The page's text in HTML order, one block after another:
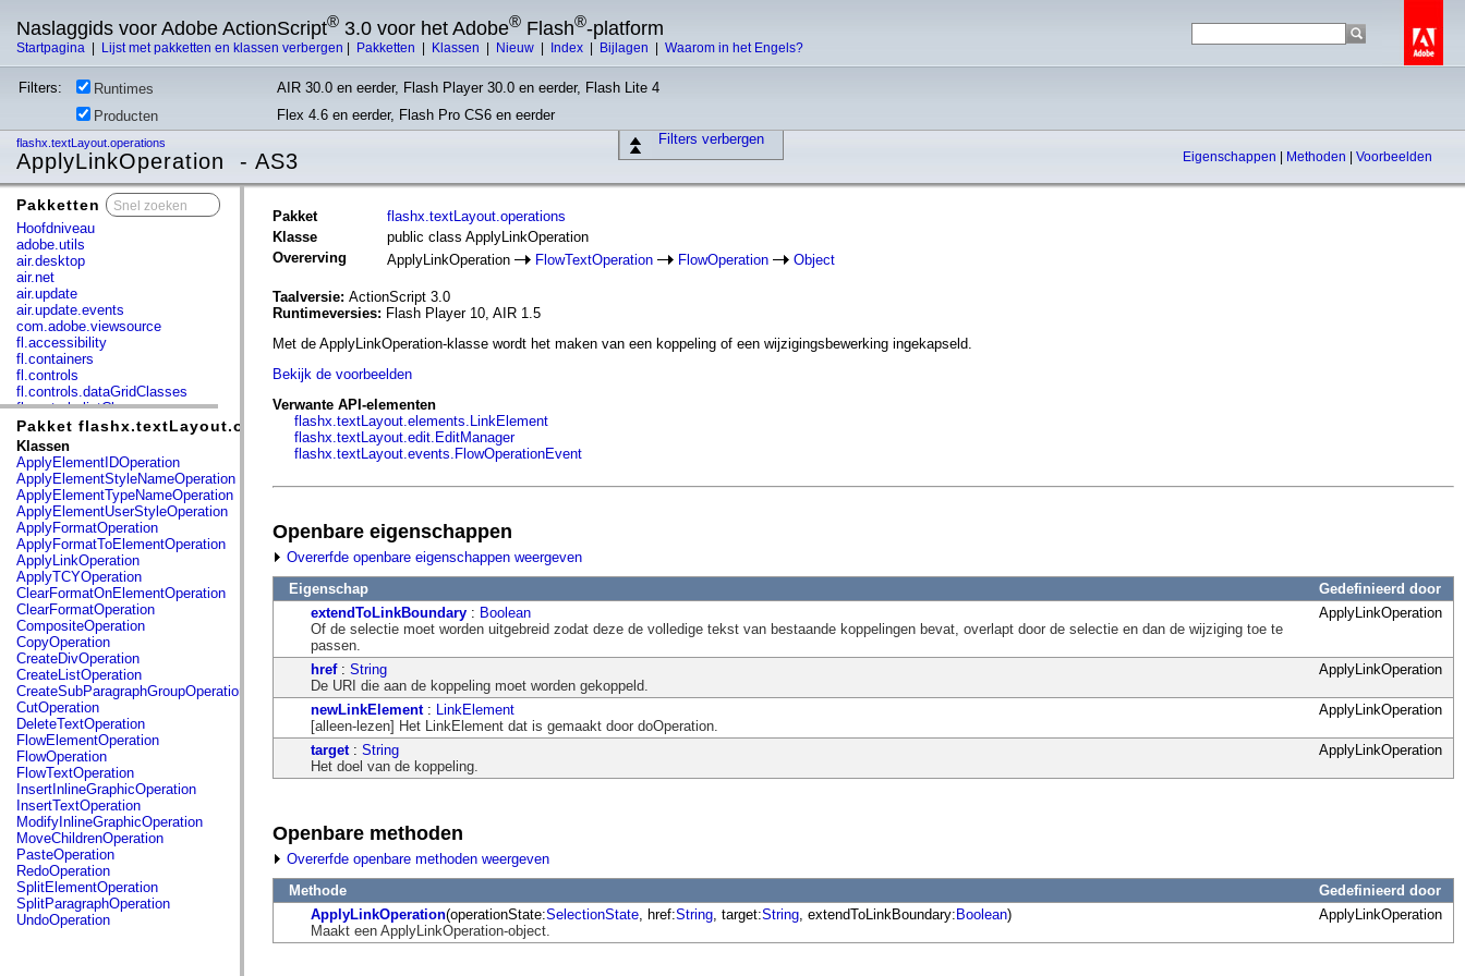
Naslaggids voor Adobe ActionScript® 3.0 voor het Adobe® Flash®-platform
Startpagina Lijst met pakketten en klassen verbergen Pakketten Klassen Nieuw Index Bijlagen Waarom in het Engels?
Filters: Runtimes
AIR 30.0 en eerder, Flash Player 30.0 en eerder, Flash Lite 4
Producten
Flex 4.6 en eerder, Flash Pro CS6 en eerder
Filters verbergen
flashx.textLayout.operations
ApplyLinkOperation - AS3 Eigenschappen Methoden Voorbeelden
Pakketten
Hoofdniveau
adobe.utils
air.desktop
air.net
air.update
air.update.events
com.adobe.viewsource
fl.accessibility
fl.containers
fl.controls
fl.controls.dataGridClasses
fl.controls.listClasses
fl.controls.progressBarClasses
fl.core
fl.data
fl.display
fl.events
fl.ik
fl.lang
fl.livepreview
fl.managers
fl.motion
fl.motion.easing
fl.rsl
fl.text
fl.transitions
fl.transitions.easing
fl.video
flash.accessibility
flash.concurrent
flash.crypto
flash.data
flash.desktop
flash.display
flash.display3D
flash.display3D.textures
flash.errors
flash.events
flash.external
flash.filesystem
flash.filters
flash.geom
flash.globalization
flash.html
Pakket flashx.textLayout.operations
Klassen
ApplyElementIDOperation
ApplyElementStyleNameOperation
ApplyElementTypeNameOperation
ApplyElementUserStyleOperation
ApplyFormatOperation
ApplyFormatToElementOperation
ApplyLinkOperation
ApplyTCYOperation
ClearFormatOnElementOperation
ClearFormatOperation
CompositeOperation
CopyOperation
CreateDivOperation
CreateListOperation
CreateSubParagraphGroupOperation
CutOperation
DeleteTextOperation
FlowElementOperation
FlowOperation
FlowTextOperation
InsertInlineGraphicOperation
InsertTextOperation
ModifyInlineGraphicOperation
MoveChildrenOperation
PasteOperation
RedoOperation
SplitElementOperation
SplitParagraphOperation
UndoOperation
Pakket
flashx.textLayout.operations
Klasse
public class ApplyLinkOperation
Overerving
ApplyLinkOperation FlowTextOperation FlowOperation Object
Taalversie: ActionScript 3.0
Runtimeversies: Flash Player 10, AIR 1.5
Met de ApplyLinkOperation-klasse wordt het maken van een koppeling of een wijzigingsbewerking ingekapseld.
Bekijk de voorbeelden
Verwante API-elementen
flashx.textLayout.elements.LinkElement
flashx.textLayout.edit.EditManager
flashx.textLayout.events.FlowOperationEvent
Openbare eigenschappen
Overerfde openbare eigenschappen weergeven
Eigenschap
Gedefinieerd door
extendToLinkBoundary : Boolean
Of de selectie moet worden uitgebreid zodat deze de volledige tekst van bestaande koppelingen bevat, overlapt door de selectie en dan de wijziging toe te
passen.
ApplyLinkOperation
href: String
De URI die aan de koppeling moet worden gekoppeld.
ApplyLinkOperation
newLinkElement: LinkElement
[alleen-lezen] Het LinkElement dat is gemaakt door doOperation.
ApplyLinkOperation
target : String
Het doel van de koppeling.
ApplyLinkOperation
Openbare methoden
Overerfde openbare methoden weergeven
Methode
Gedefinieerd door
ApplyLinkOperation(operationState:SelectionState , href:String , target:String , extendToLinkBoundary:Boolean)
Maakt een ApplyLinkOperation-object.
ApplyLinkOperation